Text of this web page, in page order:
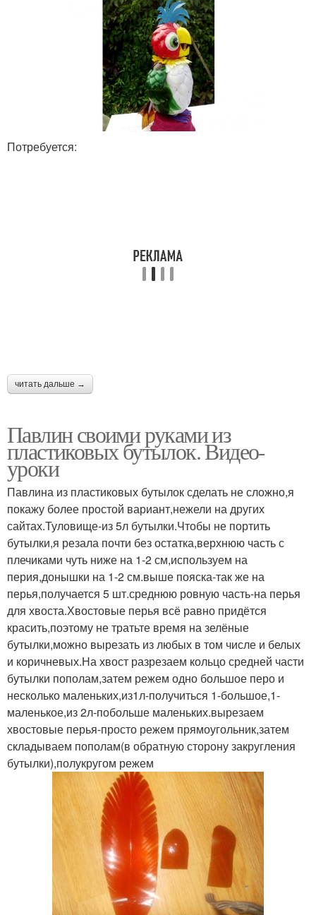
Потребуется:
читать дальше →
Павлин своими руками из
пластиковых бутылок. Видео-
уроки
Павлина из пластиковых бутылок сделать не сложно,я
покажу более простой вариант,нежели на других
сайтах.Туловище-из 5л бутылки.Чтобы не портить
бутылки,я резала почти без остатка,верхнюю часть с
плечиками чуть ниже на 1-2 см,используем на
перия,донышки на 1-2 см.выше пояска-так же на
перья,получается 5 шт.среднюю ровную часть-на перья
для хвоста.Хвостовые перья всё равно придётся
красить,поэтому не тратьте время на зелёные
бутылки,можно вырезать из любых в том числе и белых
и коричневых.На хвост разрезаем кольцо средней части
бутылки пополам,затем режем одно большое перо и
несколько маленьких,из1л-получиться 1-большое,1-
маленькое,из 2л-побольше маленьких.вырезаем
хвостовые перья-просто режем прямоугольник,затем
складываем пополам(в обратную сторону закругления
бутылки),полукругом режем